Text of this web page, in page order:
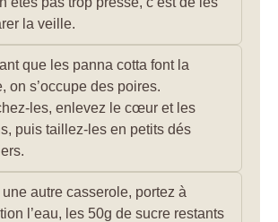
la veille.
que les panna cotta font la
on s’occupe des poires.
les, enlevez le cœur et les
puis taillez-les en petits dés
une autre casserole, portez à
l’eau, les 50g de sucre restants